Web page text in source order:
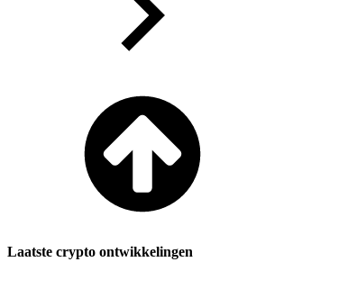
Laatste crypto ontwikkelingen